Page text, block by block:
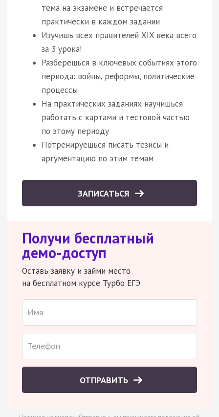
тема на экзамене и встречается
практически в каждом задании
Изучишь всех правителей XIX века всего
за 3 урока!
Разберешься в ключевых событиях этого
периода: войны, реформы, политические
процессы
На практических заданиях научишься
работать с картами и тестовой частью
по этому периоду
Потренируешься писать тезисы и
аргументацию по этим темам
ЗАПИСАТЬСЯ
Получи бесплатный
демо-доступ
Оставь заявку и займи место
на бесплатном курсе Турбо ЕГЭ
ОТПРАВИТЬ